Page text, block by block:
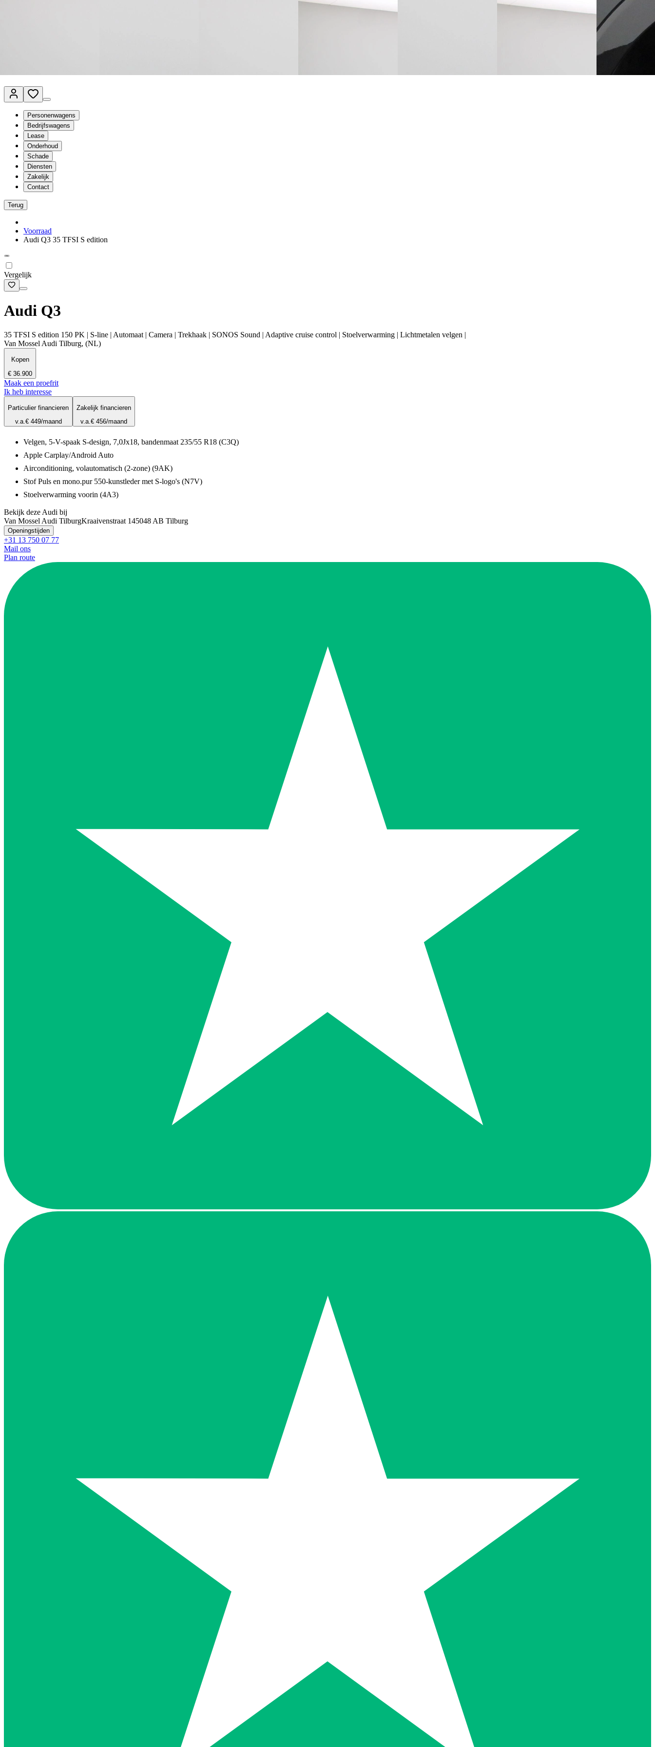
Personenwagens
Bedrijfswagens
Lease
Onderhoud
Schade
Diensten
Zakelijk
Contact
Terug
Voorraad
Audi Q3 35 TFSI S edition
Vergelijk
Audi Q3
35 TFSI S edition 150 PK | S-line | Automaat | Camera | Trekhaak | SONOS Sound | Adaptive cruise control | Stoelverwarming | Lichtmetalen velgen |
Van Mossel Audi Tilburg, (NL)
Kopen
€ 36.900
Maak een proefrit
Ik heb interesse
Particulier financieren
v.a.€ 449/maand
Zakelijk financieren
v.a.€ 456/maand
Velgen, 5-V-spaak S-design, 7,0Jx18, bandenmaat 235/55 R18 (C3Q)
Apple Carplay/Android Auto
Airconditioning, volautomatisch (2-zone) (9AK)
Stof Puls en mono.pur 550-kunstleder met S-logo's (N7V)
Stoelverwarming voorin (4A3)
Bekijk deze Audi bij
Van Mossel Audi TilburgKraaivenstraat 145048 AB Tilburg
Openingstijden
+31 13 750 07 77
Mail ons
Plan route